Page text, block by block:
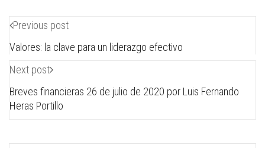
Previous post
Valores: la clave para un liderazgo efectivo
Next post
Breves financieras 26 de julio de 2020 por Luis Fernando
Heras Portillo